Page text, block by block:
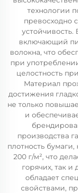
технологии
превосходно
устойчивость.
включающий
волокна, что
при
целостность
Материал
достижения
не только
и
производства
плотность
200 г/м², что
горячих, так
обладает
свойствами,